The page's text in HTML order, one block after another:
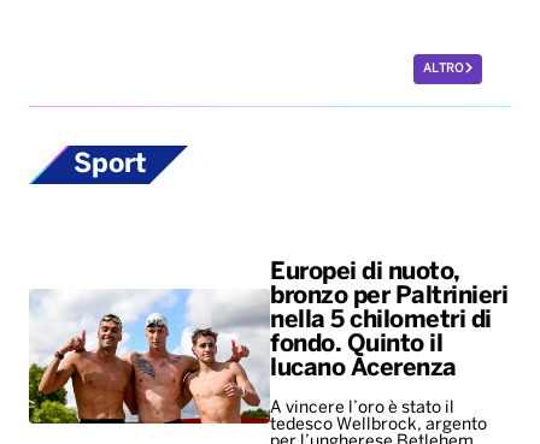
ALTRO
Sport
Europei di nuoto,
bronzo per Paltrinieri
nella 5 chilometri di
fondo. Quinto il
lucano Acerenza
A vincere l’oro è stato il
tedesco Wellbrock, argento